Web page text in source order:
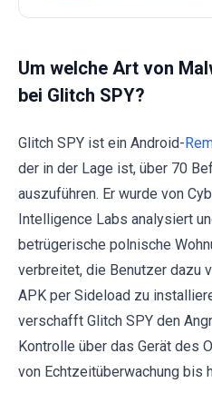
Um welche Art von
bei Glitch SPY?
Glitch SPY ist ein Android-
der in der Lage ist, über 70
auszuführen. Er wurde von
Intelligence Labs analysiert
betrügerische polnische
verbreitet, die Benutzer dazu
APK per Sideload zu
verschafft Glitch SPY den
Kontrolle über das Gerät des
von Echtzeitüberwachung bis